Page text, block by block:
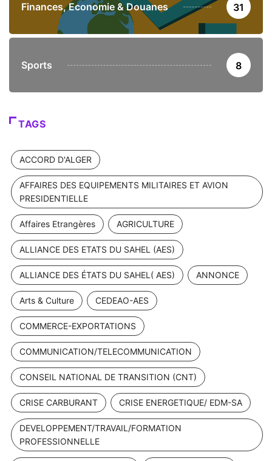
Finances, Economie & Douanes 31
Sports 8
TAGS
ACCORD D'ALGER
AFFAIRES DES EQUIPEMENTS MILITAIRES ET AVION
PRESIDENTIELLE
Affaires Etrangères AGRICULTURE
ALLIANCE DES ETATS DU SAHEL (AES)
ALLIANCE DES ÉTATS DU SAHEL( AES) ANNONCE
Arts & Culture CEDEAO-AES
COMMERCE-EXPORTATIONS
COMMUNICATION/TELECOMMUNICATION
CONSEIL NATIONAL DE TRANSITION (CNT)
CRISE CARBURANT CRISE ENERGETIQUE/ EDM-SA
DEVELOPPEMENT/TRAVAIL/FORMATION
PROFESSIONNELLE